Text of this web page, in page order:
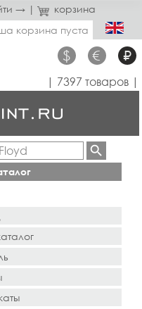
→ |
корзина
корзина пуста
$ € ₽
| 7397 товаров |